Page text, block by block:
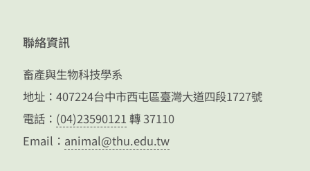
聯絡資訊
畜產與生物科技學系
地址：407224台中市西屯區臺灣大道四段1727號
電話： (04)23590121 轉 37110
Email： animal@thu.edu.tw